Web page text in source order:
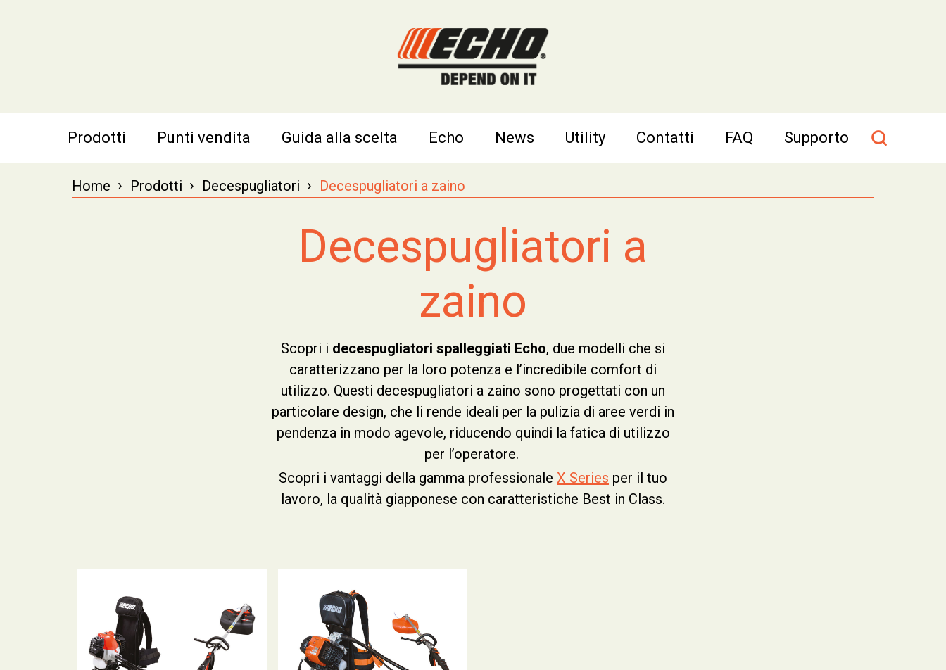
Prodotti Punti vendita Guida alla scelta Echo News Utility Contatti FAQ Supporto
Home › Prodotti › Decespugliatori › Decespugliatori a zaino
Decespugliatori a
zaino
Scopri i decespugliatori spalleggiati Echo, due modelli che si
caratterizzano per la loro potenza e l’incredibile comfort di
utilizzo. Questi decespugliatori a zaino sono progettati con un
particolare design, che li rende ideali per la pulizia di aree verdi in
pendenza in modo agevole, riducendo quindi la fatica di utilizzo
per l’operatore.
Scopri i vantaggi della gamma professionale X Series per il tuo
lavoro, la qualità giapponese con caratteristiche Best in Class.